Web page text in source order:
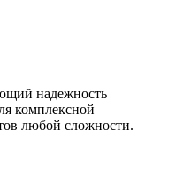
надежность
комплексной
любой сложности.